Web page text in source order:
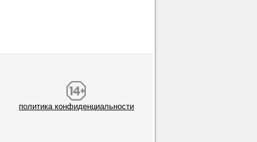
политика конфиденциальности